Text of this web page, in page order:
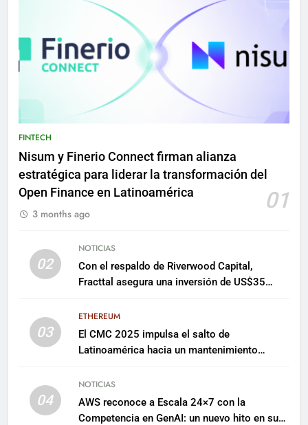
FINTECH
Nisum y Finerio Connect firman alianza
estratégica para liderar la transformación del
Open Finance en Latinoamérica
01
3 months ago
02
NOTICIAS
Con el respaldo de Riverwood Capital,
Fracttal asegura una inversión de US$35
03
ETHEREUM
El CMC 2025 impulsa el salto de
Latinoamérica hacia un mantenimiento
04
NOTICIAS
AWS reconoce a Escala 24×7 con la
Competencia en GenAI: un nuevo hito en su